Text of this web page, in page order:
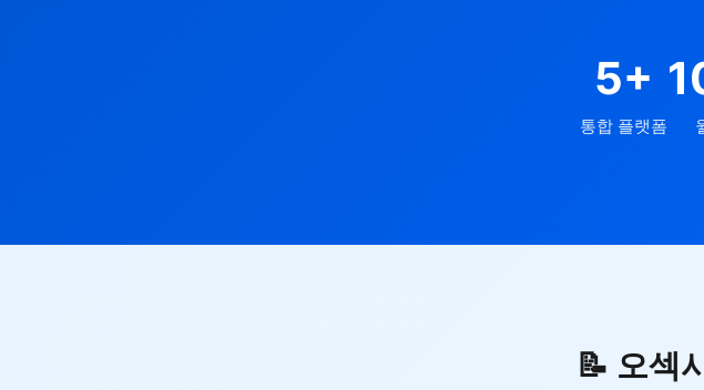
5+
통합 플랫폼
📝 오섹